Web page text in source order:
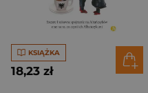
KSIĄŻKA
18,23 zł